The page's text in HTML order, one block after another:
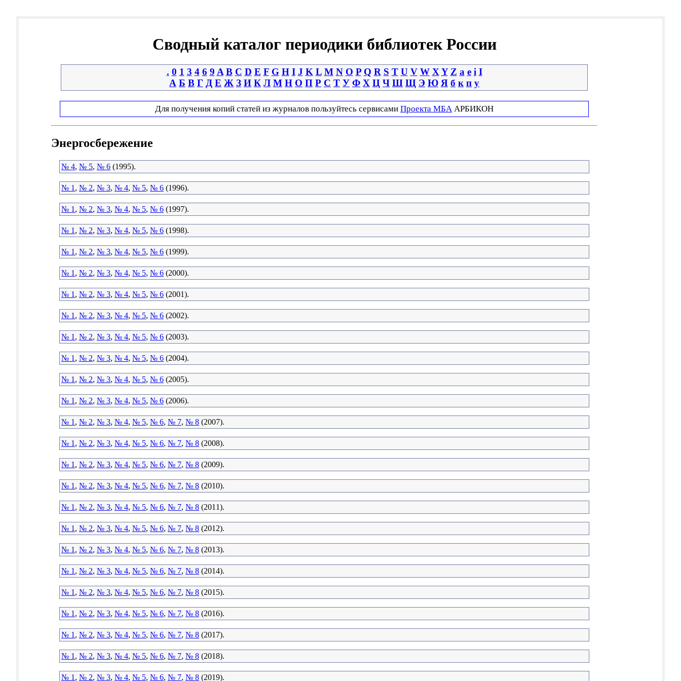
Сводный каталог периодики библиотек России
. 0 1 3 4 6 9 A B C D E F G H I J K L M N O P Q R S T U V W X Y Z a e i І
А Б В Г Д Е Ж З И К Л М Н О П Р С Т У Ф Х Ц Ч Ш Щ Э Ю Я б к п у
Для получения копий статей из журналов пользуйтесь сервисами Проекта МБА АРБИКОН
Энергосбережение
№ 4, № 5, № 6 (1995).
№ 1 , № 2, № 3, № 4, № 5, № 6 (1996).
№ 1 , № 2, № 3, № 4, № 5, № 6 (1997).
№ 1 , № 2, № 3, № 4, № 5, № 6 (1998).
№ 1 , № 2, № 3, № 4, № 5, № 6 (1999).
№ 1 , № 2, № 3, № 4, № 5, № 6 (2000).
№ 1 , № 2, № 3, № 4, № 5, № 6 (2001).
№ 1 , № 2, № 3, № 4, № 5, № 6 (2002).
№ 1 , № 2, № 3, № 4, № 5, № 6 (2003).
№ 1 , № 2, № 3, № 4, № 5, № 6 (2004).
№ 1 , № 2, № 3, № 4, № 5, № 6 (2005).
№ 1 , № 2, № 3, № 4, № 5, № 6 (2006).
№ 1 , № 2, № 3, № 4, № 5, № 6, № 7, № 8 (2007).
№ 1 , № 2, № 3, № 4, № 5, № 6, № 7, № 8 (2008).
№ 1 , № 2, № 3, № 4, № 5, № 6, № 7, № 8 (2009).
№ 1 , № 2, № 3, № 4, № 5, № 6, № 7, № 8 (2010).
№ 1 , № 2, № 3, № 4, № 5, № 6, № 7, № 8 (2011).
№ 1 , № 2, № 3, № 4, № 5, № 6, № 7, № 8 (2012).
№ 1 , № 2, № 3, № 4, № 5, № 6, № 7, № 8 (2013).
№ 1 , № 2, № 3, № 4, № 5, № 6, № 7, № 8 (2014).
№ 1 , № 2, № 3, № 4, № 5, № 6, № 7, № 8 (2015).
№ 1 , № 2, № 3, № 4, № 5, № 6, № 7, № 8 (2016).
№ 1 , № 2, № 3, № 4, № 5, № 6, № 7, № 8 (2017).
№ 1 , № 2, № 3, № 4, № 5, № 6, № 7, № 8 (2018).
№ 1 , № 2, № 3, № 4, № 5, № 6, № 7, № 8 (2019).